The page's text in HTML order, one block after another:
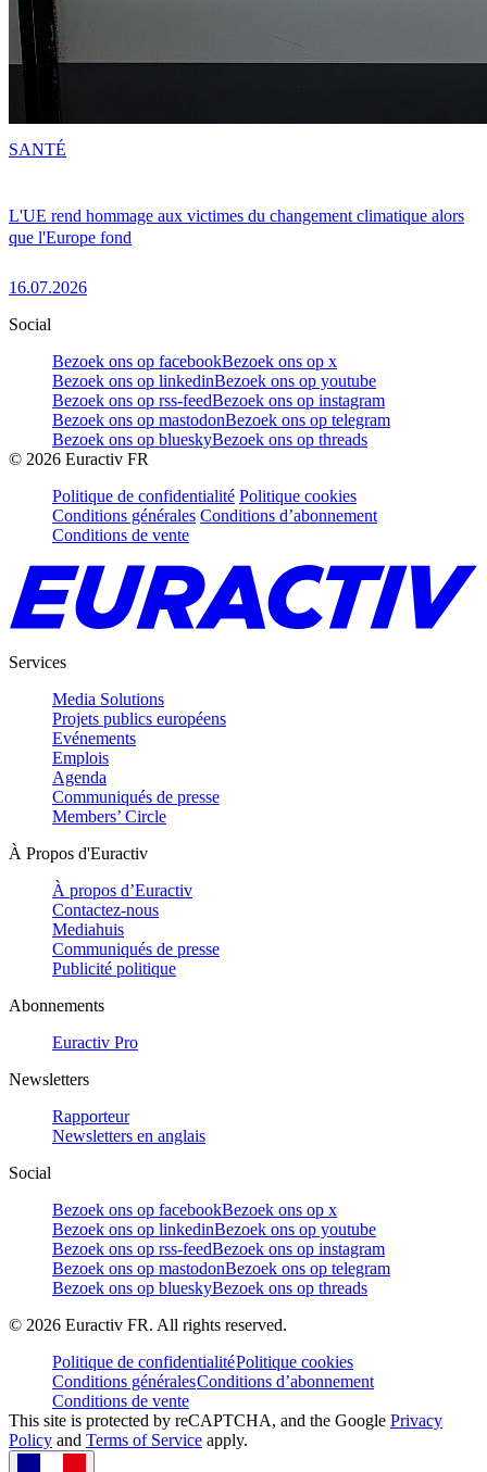
L'UE rend hommage aux victimes du changement climatique alors
que l'Europe fond
16.07.2026
SANTÉ
Social
Bezoek ons op facebookBezoek ons op x
Bezoek ons op linkedinBezoek ons op youtube
Bezoek ons op rss-feedBezoek ons op instagram
Bezoek ons op mastodonBezoek ons op telegram
Bezoek ons op blueskyBezoek ons op threads
© 2026 Euractiv FR
Politique de confidentialité Politique cookies
Conditions générales Conditions d’abonnement
Conditions de vente
Services
Media Solutions
Projets publics européens
Evénements
Emplois
Agenda
Communiqués de presse
Members’ Circle
À Propos d'Euractiv
À propos d’Euractiv
Contactez-nous
Mediahuis
Communiqués de presse
Publicité politique
Abonnements
Euractiv Pro
Newsletters
Rapporteur
Newsletters en anglais
Social
Bezoek ons op facebookBezoek ons op x
Bezoek ons op linkedinBezoek ons op youtube
Bezoek ons op rss-feedBezoek ons op instagram
Bezoek ons op mastodonBezoek ons op telegram
Bezoek ons op blueskyBezoek ons op threads
© 2026 Euractiv FR. All rights reserved.
Politique de confidentialitéPolitique cookies
Conditions généralesConditions d’abonnement
Conditions de vente
This site is protected by reCAPTCHA, and the Google Privacy
Policy and Terms of Service apply.